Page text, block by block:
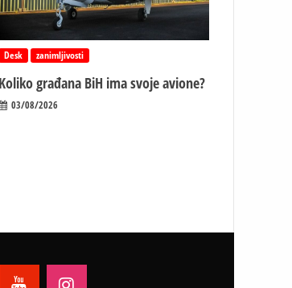
Desk zanimljivosti
Koliko građana BiH ima svoje avione?
03/08/2026